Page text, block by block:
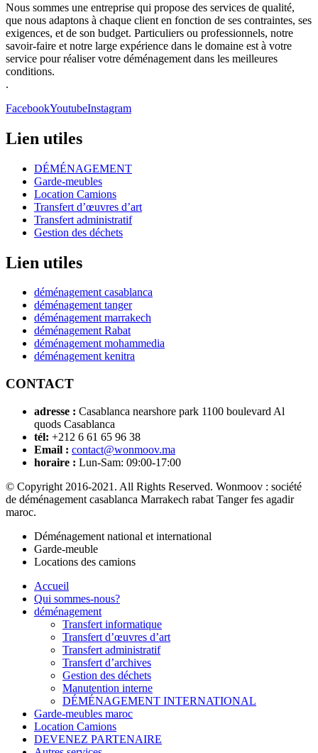
Nous sommes une entreprise qui propose des services de qualité,
que nous adaptons à chaque client en fonction de ses contraintes, ses
exigences, et de son budget. Particuliers ou professionnels, notre
savoir-faire et notre large expérience dans le domaine est à votre
service pour réaliser votre déménagement dans les meilleures
conditions.
.
FacebookYoutubeInstagram
Lien utiles
DÉMÉNAGEMENT
Garde-meubles
Location Camions
Transfert d’œuvres d’art
Transfert administratif
Gestion des déchets
Lien utiles
déménagement casablanca
déménagement tanger
déménagement marrakech
déménagement Rabat
déménagement mohammedia
déménagement kenitra
CONTACT
adresse : Casablanca nearshore park 1100 boulevard Al
quods Casablanca
tél: +212 6 61 65 96 38
Email : contact@wonmoov.ma
horaire : Lun-Sam: 09:00-17:00
© Copyright 2016-2021. All Rights Reserved. Wonmoov : société
de déménagement casablanca Marrakech rabat Tanger fes agadir
maroc.
Déménagement national et international
Garde-meuble
Locations des camions
Accueil
Qui sommes-nous?
déménagement
Transfert informatique
Transfert d’œuvres d’art
Transfert administratif
Transfert d’archives
Gestion des déchets
Manutention interne
DÉMÉNAGEMENT INTERNATIONAL
Garde-meubles maroc
Location Camions
DEVENEZ PARTENAIRE